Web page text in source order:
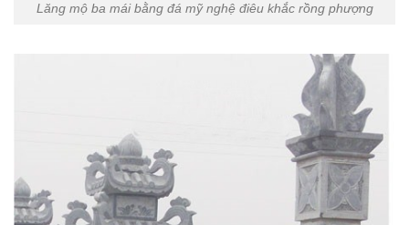
Lăng mộ ba mái bằng đá mỹ nghệ điêu khắc rồng phượng